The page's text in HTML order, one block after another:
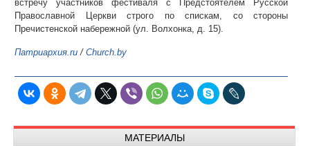
встречу участников фестиваля с Предстоятелем Русской
Православной Церкви строго по спискам, со стороны
Пречистенской набережной (ул. Волхонка, д. 15).
Патриархия.ru / Church.by
МАТЕРИАЛЫ